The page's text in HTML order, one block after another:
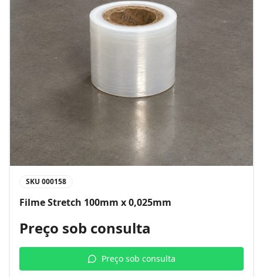
SKU 000158
Filme Stretch 100mm x 0,025mm
Preço sob consulta
Preço sob consulta